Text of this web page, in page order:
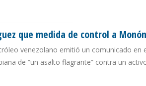
que medida de control a
venezolano emitió un comunicado en
de “un asalto flagrante” contra un